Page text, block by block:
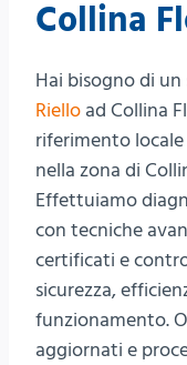
Collina
Hai bisogno di un
Riello ad Collina
riferimento
nella zona di
Effettuiamo
con tecniche
certificati e
sicurezza,
funzionamento.
aggiornati e